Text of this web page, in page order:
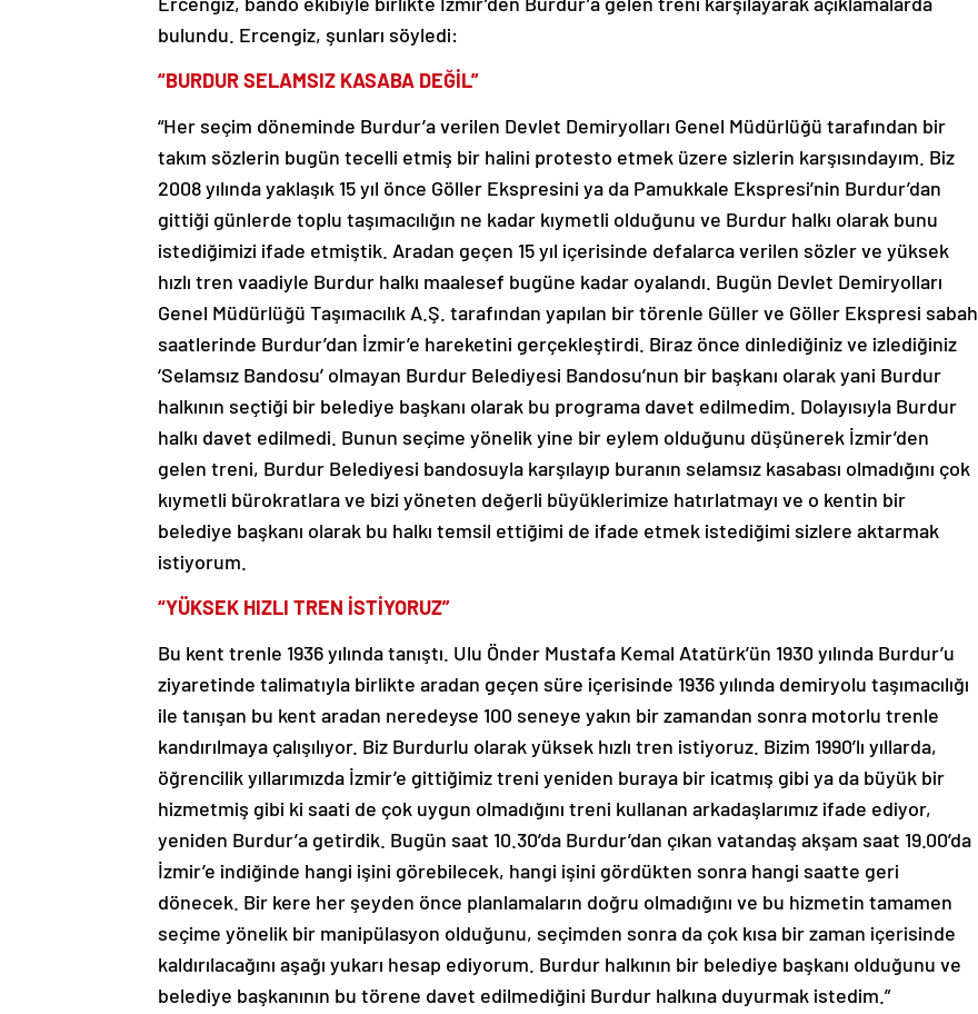
bulundu. Ercengiz, şunları söyledi:
“BURDUR SELAMSIZ KASABA DEĞİL”
“Her seçim döneminde Burdur’a verilen Devlet Demiryolları Genel Müdürlüğü tarafından bir
takım sözlerin bugün tecelli etmiş bir halini protesto etmek üzere sizlerin karşısındayım. Biz
2008 yılında yaklaşık 15 yıl önce Göller Ekspresini ya da Pamukkale Ekspresi’nin Burdur’dan
gittiği günlerde toplu taşımacılığın ne kadar kıymetli olduğunu ve Burdur halkı olarak bunu
istediğimizi ifade etmiştik. Aradan geçen 15 yıl içerisinde defalarca verilen sözler ve yüksek
hızlı tren vaadiyle Burdur halkı maalesef bugüne kadar oyalandı. Bugün Devlet Demiryolları
Genel Müdürlüğü Taşımacılık A.Ş. tarafından yapılan bir törenle Güller ve Göller Ekspresi sabah
saatlerinde Burdur’dan İzmir’e hareketini gerçekleştirdi. Biraz önce dinlediğiniz ve izlediğiniz
‘Selamsız Bandosu’ olmayan Burdur Belediyesi Bandosu’nun bir başkanı olarak yani Burdur
halkının seçtiği bir belediye başkanı olarak bu programa davet edilmedim. Dolayısıyla Burdur
halkı davet edilmedi. Bunun seçime yönelik yine bir eylem olduğunu düşünerek İzmir’den
gelen treni, Burdur Belediyesi bandosuyla karşılayıp buranın selamsız kasabası olmadığını çok
kıymetli bürokratlara ve bizi yöneten değerli büyüklerimize hatırlatmayı ve o kentin bir
belediye başkanı olarak bu halkı temsil ettiğimi de ifade etmek istediğimi sizlere aktarmak
istiyorum.
“YÜKSEK HIZLI TREN İSTİYORUZ”
Bu kent trenle 1936 yılında tanıştı. Ulu Önder Mustafa Kemal Atatürk’ün 1930 yılında Burdur’u
ziyaretinde talimatıyla birlikte aradan geçen süre içerisinde 1936 yılında demiryolu taşımacılığı
ile tanışan bu kent aradan neredeyse 100 seneye yakın bir zamandan sonra motorlu trenle
kandırılmaya çalışılıyor. Biz Burdurlu olarak yüksek hızlı tren istiyoruz. Bizim 1990’lı yıllarda,
öğrencilik yıllarımızda İzmir’e gittiğimiz treni yeniden buraya bir icatmış gibi ya da büyük bir
hizmetmiş gibi ki saati de çok uygun olmadığını treni kullanan arkadaşlarımız ifade ediyor,
yeniden Burdur’a getirdik. Bugün saat 10.30’da Burdur’dan çıkan vatandaş akşam saat 19.00’da
İzmir’e indiğinde hangi işini görebilecek, hangi işini gördükten sonra hangi saatte geri
dönecek. Bir kere her şeyden önce planlamaların doğru olmadığını ve bu hizmetin tamamen
seçime yönelik bir manipülasyon olduğunu, seçimden sonra da çok kısa bir zaman içerisinde
kaldırılacağını aşağı yukarı hesap ediyorum. Burdur halkının bir belediye başkanı olduğunu ve
belediye başkanının bu törene davet edilmediğini Burdur halkına duyurmak istedim.”